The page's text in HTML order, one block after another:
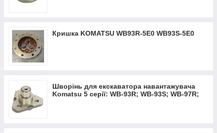
Кришка KOMATSU WB93R-5Е0 WB93S-5Е0
Шворінь для екскаватора навантажувача
Komatsu 5 серії: WB-93R; WB-93S; WB-97R;